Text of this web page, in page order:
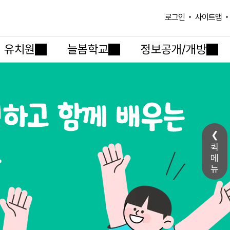
퀵
메
뉴
로그인 사이트맵
유치원 늘봄학교 정보공개/개방